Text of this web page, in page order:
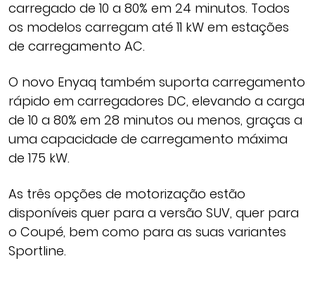
carregado de 10 a 80% em 24 minutos. Todos
os modelos carregam até 11 kW em estações
de carregamento AC.
O novo Enyaq também suporta carregamento
rápido em carregadores DC, elevando a carga
de 10 a 80% em 28 minutos ou menos, graças a
uma capacidade de carregamento máxima
de 175 kW.
As três opções de motorização estão
disponíveis quer para a versão SUV, quer para
o Coupé, bem como para as suas variantes
Sportline.